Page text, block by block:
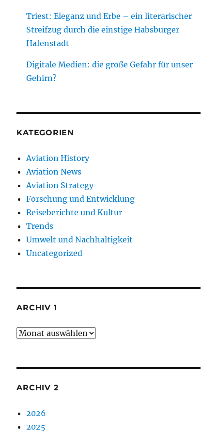
Triest: Eleganz und Erbe – ein literarischer
Streifzug durch die einstige Habsburger
Hafenstadt
Digitale Medien: die große Gefahr für unser
Gehirn?
KATEGORIEN
Aviation History
Aviation News
Aviation Strategy
Forschung und Entwicklung
Reiseberichte und Kultur
Trends
Umwelt und Nachhaltigkeit
Uncategorized
ARCHIV 1
Archiv
ARCHIV 2
2026
2025